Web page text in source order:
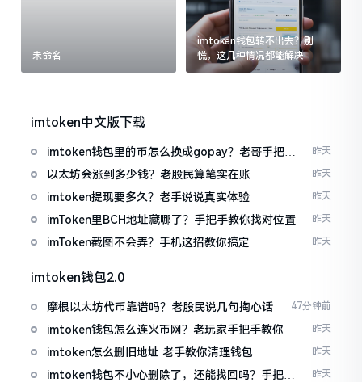
未命名
imtoken钱包转不出去？别
慌，这几种情况都能解决
imtoken中文版下载
imtoken钱包里的币怎么换成gopay？老哥手把手
教你
昨天
以太坊会涨到多少钱？老股民算笔实在账 昨天
imtoken提现要多久？老手说说真实体验 昨天
imToken里BCH地址藏哪了？手把手教你找对位置 昨天
imToken截图不会弄？手机这招教你搞定 昨天
imtoken钱包2.0
摩根以太坊代币靠谱吗？老股民说几句掏心话 47分钟前
imtoken钱包怎么连火币网？老玩家手把手教你 昨天
imtoken怎么删旧地址 老手教你清理钱包 昨天
imtoken钱包不小心删除了，还能找回吗？手把手
昨天